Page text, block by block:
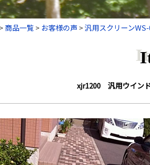
> 商品一覧 > お客様の声 >汎用スクリーン
xjr1200 汎用ウイン